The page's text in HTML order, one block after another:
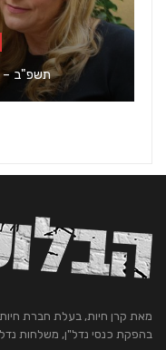
תשפ"ב –
מאת קרן חיות, בעלת חברת
בהפקת כנסי נדל"ן, משלחות